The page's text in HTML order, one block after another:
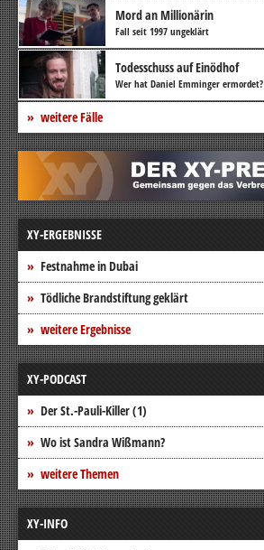
Mord an Millionärin
Fall seit 1997 ungeklärt
Todesschuss auf Einödhof
Wer hat Daniel Emminger ermordet?
weitere Fälle
XY-ERGEBNISSE
Festnahme in Dubai
Tödliche Brandstiftung geklärt
weitere Ergebnisse
XY-PODCAST
Der St.-Pauli-Killer (1)
Wo ist Sandra Wißmann?
weitere Themen
XY-INFO